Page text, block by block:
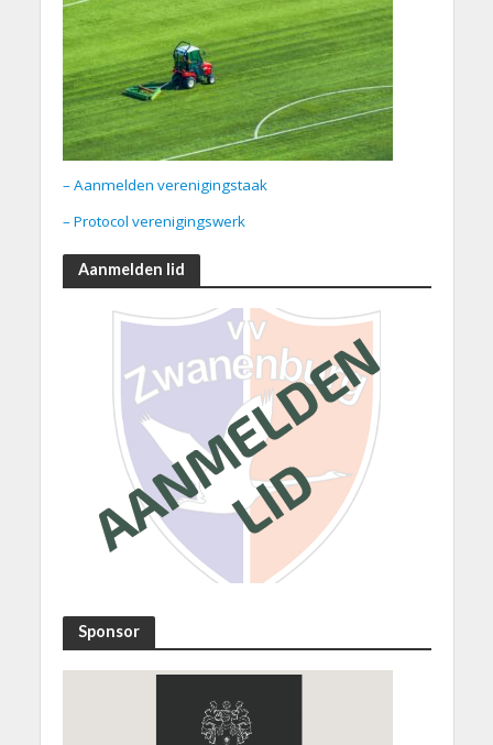
– Aanmelden verenigingstaak
– Protocol verenigingswerk
Aanmelden lid
Sponsor